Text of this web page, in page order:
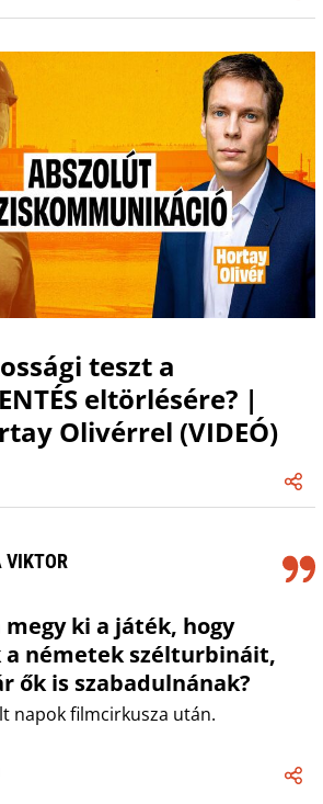
teszt a
eltörlésére? |
Olivérrel (VIDEÓ)
VIKTOR
ki a játék, hogy
a németek szélturbináit,
ők is szabadulnának?
napok filmcirkusza után.